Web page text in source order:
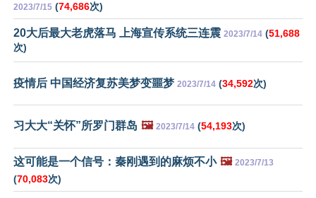
2023/7/15 (74,686次)
20大后最大老虎落马 上海宣传系统三连震 2023/7/14 (51,688
次)
疫情后 中国经济复苏美梦变噩梦 2023/7/14 (34,592次)
习大大“关怀”所罗门群岛 🖼️ 2023/7/14 (54,193次)
这可能是一个信号：秦刚遇到的麻烦不小 🖼️ 2023/7/13
(70,083次)